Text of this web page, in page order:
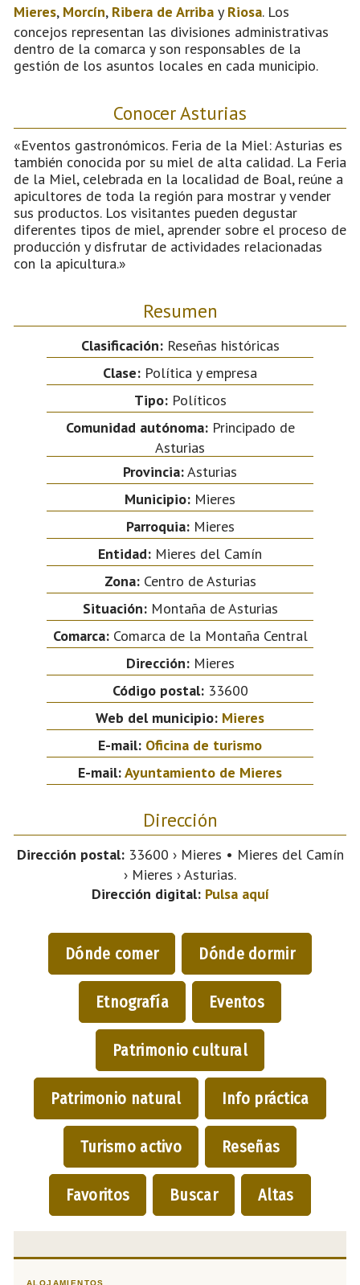
Mieres, Morcín, Ribera de Arriba y Riosa. Los
concejos representan las divisiones administrativas
dentro de la comarca y son responsables de la
gestión de los asuntos locales en cada municipio.
Conocer Asturias
«Eventos gastronómicos. Feria de la Miel: Asturias es
también conocida por su miel de alta calidad. La Feria
de la Miel, celebrada en la localidad de Boal, reúne a
apicultores de toda la región para mostrar y vender
sus productos. Los visitantes pueden degustar
diferentes tipos de miel, aprender sobre el proceso de
producción y disfrutar de actividades relacionadas
con la apicultura.»
Resumen
Clasificación:Reseñas históricas
Clase: Política y empresa
Tipo:Políticos
Comunidad autónoma:Principado de
Asturias
Provincia:Asturias
Municipio: Mieres
Parroquia:Mieres
Entidad: Mieres del Camín
Zona:Centro de Asturias
Situación:Montaña de Asturias
Comarca:Comarca de la Montaña Central
Dirección:Mieres
Código postal:33600
Web del municipio: Mieres
E-mail: Oficina de turismo
E-mail:Ayuntamiento de Mieres
Dirección
Dirección postal:33600 › Mieres • Mieres del Camín
› Mieres › Asturias.
Dirección digital: Pulsa aquí
Dónde comer Dónde dormir
Etnografía Eventos
Patrimonio cultural
Patrimonio natural Info práctica
Turismo activo Reseñas
Favoritos Buscar Altas